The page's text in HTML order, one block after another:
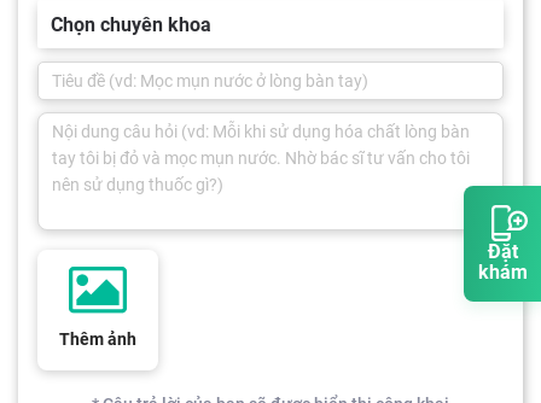
Đặt
khám
Chọn chuyên khoa
Thêm ảnh